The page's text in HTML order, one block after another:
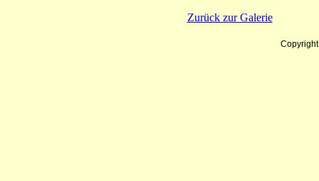
Zurück zur Galerie